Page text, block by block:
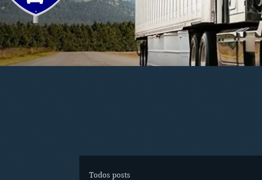
Todos posts